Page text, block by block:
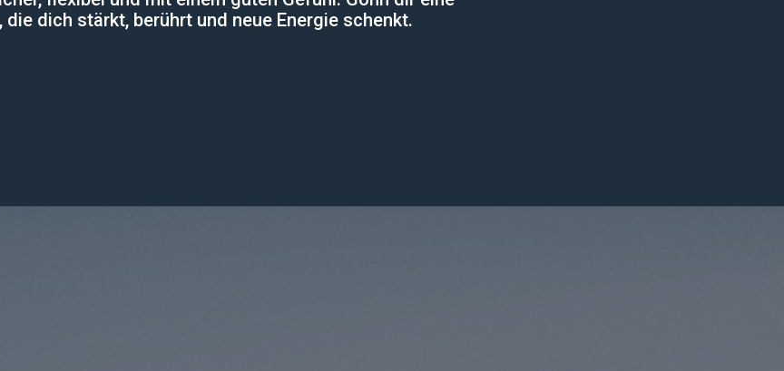
die dich stärkt, berührt und neue Energie schenkt.